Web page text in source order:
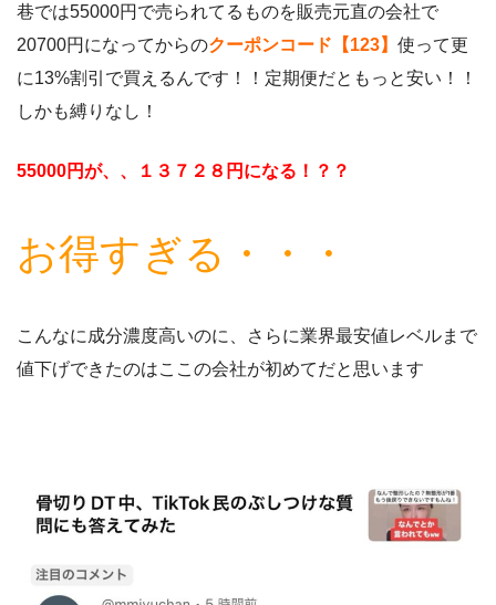
巷では55000円で売られてるものを販売元直の会社で
20700円になってからのクーポンコード【123】 使って更
に13%割引で買えるんです！！定期便だともっと安い！！
しかも縛りなし！
55000円が、、１３７２８円になる！？？
お得すぎる・・・
こんなに成分濃度高いのに、さらに業界最安値レベルまで
値下げできたのはここの会社が初めてだと思います